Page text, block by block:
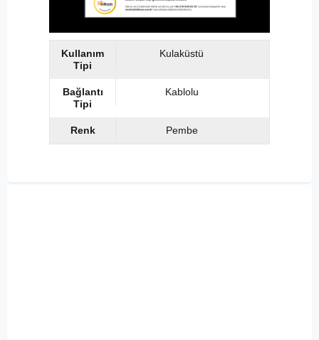
Kullanım
Tipi
Kulaküstü
Bağlantı
Tipi
Kablolu
Renk Pembe